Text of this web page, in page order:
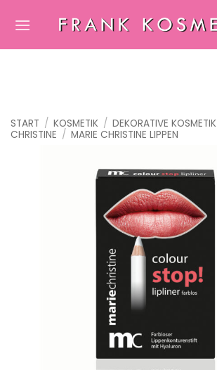
Inhalt
START / KOSMETIK / DEKORATIVE KOSMETIK
CHRISTINE / MARIE CHRISTINE LIPPEN